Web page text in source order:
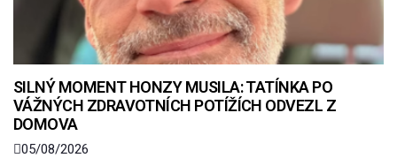
SILNÝ MOMENT HONZY MUSILA: TATÍNKA PO
VÁŽNÝCH ZDRAVOTNÍCH POTÍŽÍCH ODVEZL Z
DOMOVA
05/08/2026